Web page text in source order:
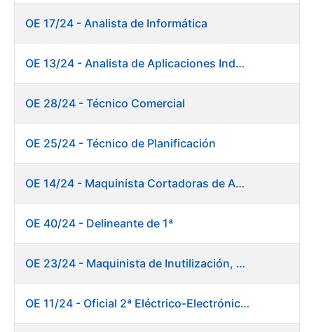
OE 17/24 - Analista de Informática
OE 13/24 - Analista de Aplicaciones Industriales
OE 28/24 - Técnico Comercial
OE 25/24 - Técnico de Planificación
OE 14/24 - Maquinista Cortadoras de Acabado Máquina de Papel
OE 40/24 - Delineante de 1ª
OE 23/24 - Maquinista de Inutilización, Destrucción y Empacado de Papel
OE 11/24 - Oficial 2ª Eléctrico-Electrónico Central